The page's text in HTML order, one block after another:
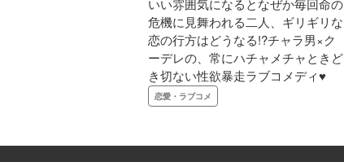
いい雰囲気になるとなぜか毎回命の
危機に見舞われる二人、ギリギリな
恋の行方はどうなる!?チャラ男×ク
ーデレの、常にハチャメチャときど
き切ない性欲暴走ラブコメディ♥
恋愛・ラブコメ